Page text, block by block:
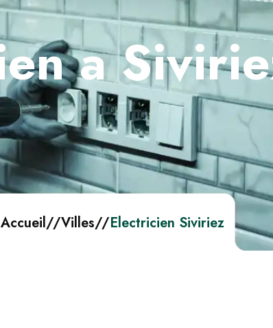
a
Accueil//Villes//Electricien Siviriez